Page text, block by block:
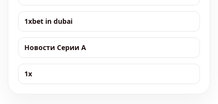
1xbet in dubai
Новости Серии А
1x